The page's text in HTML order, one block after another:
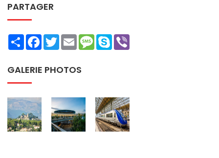
PARTAGER
ShareFacebookTwitterEmailMessage
Skype
GALERIE PHOTOS